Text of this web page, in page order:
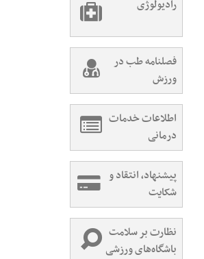
رادیولوژی
فصلنامه طب در
ورزش
اطلاعات خدمات
درمانی
پیشنهاد، انتقاد و
شکایت
نظارت بر سلامت
باشگاه‌های ورزشی